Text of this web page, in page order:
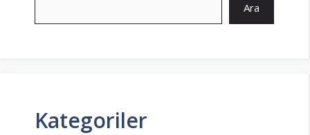
Ara
Kategoriler